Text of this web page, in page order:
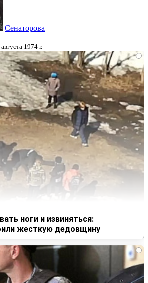
Сенаторова
1974 г.
i
ноги и извиняться:
жесткую дедовщину
i